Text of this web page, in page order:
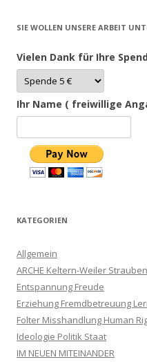
SIE WOLLEN UNSERE ARBEIT
Vielen Dank für Ihre
Ihr Name ( freiwillige
KATEGORIEN
Allgemein
ARCHE Keltern-Weiler
Entspannung Freude
Erziehung Fremdbetreuung
Folter Misshandlung Human
Ideologie Politik Staat
IM NEUEN MITEINANDER